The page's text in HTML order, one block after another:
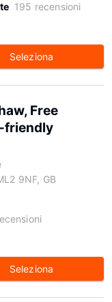
195 recensioni
Seleziona
Free
friendly
9NF, GB
Seleziona